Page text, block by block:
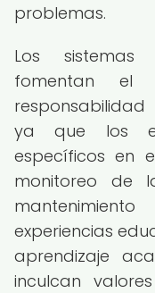
problemas.
Los
fomentan el
ya que los
específicos en
monitoreo de
experiencias
aprendizaje
inculcan